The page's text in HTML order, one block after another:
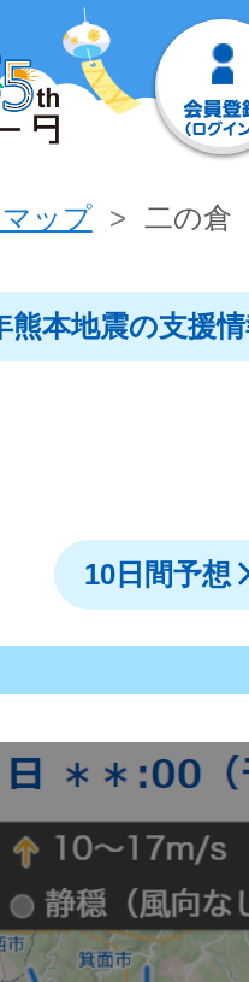
ップ 二の倉
熊本地震の支援
10日間予想